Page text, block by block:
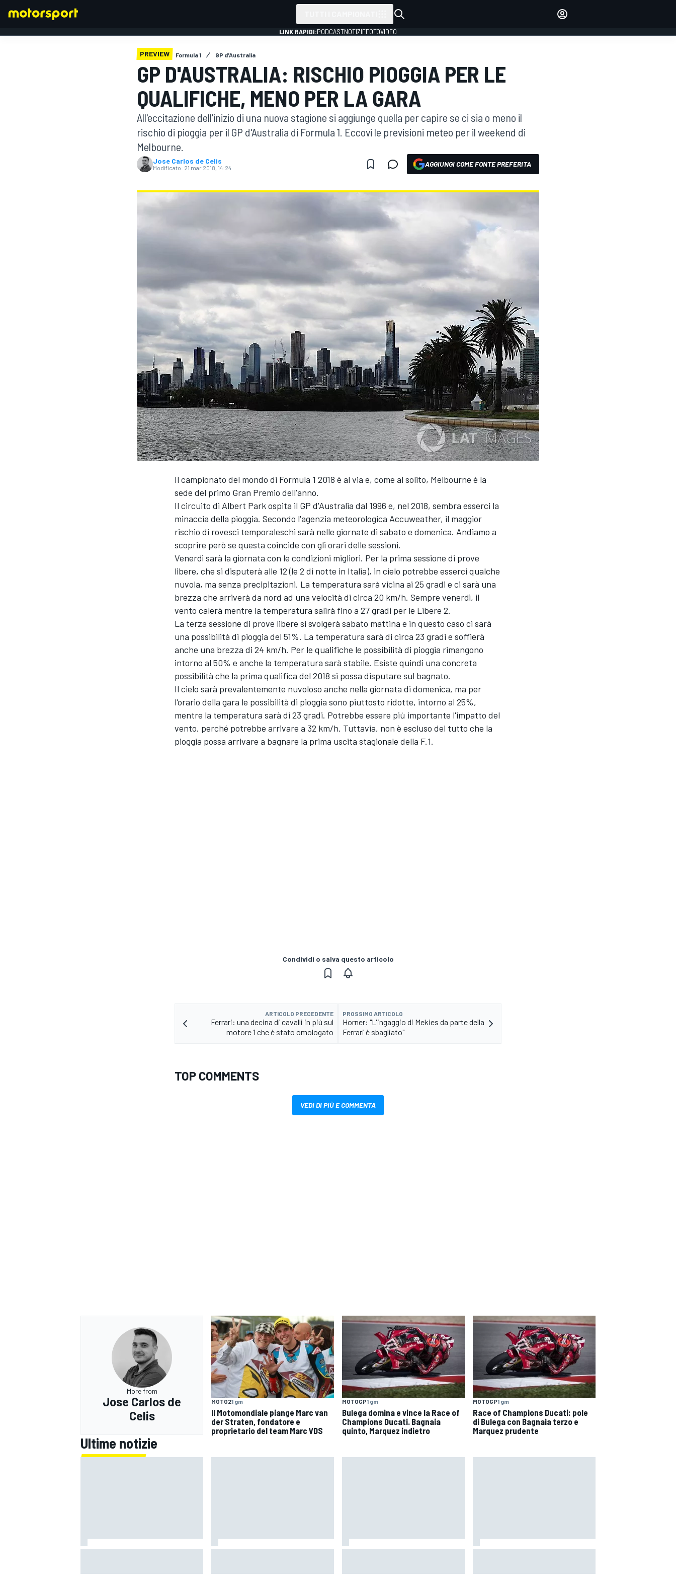
RALLY
ACCEDI
LINK RAPIDI:PODCASTNOTIZIEFOTOVIDEO
PREVIEW Formula 1 GP d'Australia
GP D'AUSTRALIA: RISCHIO PIOGGIA PER LE
QUALIFICHE, MENO PER LA GARA
All'eccitazione dell'inizio di una nuova stagione si aggiunge quella per capire se ci sia o meno il
rischio di pioggia per il GP d'Australia di Formula 1. Eccovi le previsioni meteo per il weekend di
Melbourne.
Jose Carlos de Celis
Modificato: 21 mar 2018, 14:24 AGGIUNGI COME FONTE PREFERITA
Il campionato del mondo di Formula 1 2018 è al via e, come al solito, Melbourne è la
sede del primo Gran Premio dell'anno.
Il circuito di Albert Park ospita il GP d'Australia dal 1996 e, nel 2018, sembra esserci la
minaccia della pioggia. Secondo l'agenzia meteorologica Accuweather, il maggior
rischio di rovesci temporaleschi sarà nelle giornate di sabato e domenica. Andiamo a
scoprire però se questa coincide con gli orari delle sessioni.
Venerdì sarà la giornata con le condizioni migliori. Per la prima sessione di prove
libere, che si disputerà alle 12 (le 2 di notte in Italia), in cielo potrebbe esserci qualche
nuvola, ma senza precipitazioni. La temperatura sarà vicina ai 25 gradi e ci sarà una
brezza che arriverà da nord ad una velocità di circa 20 km/h. Sempre venerdì, il
vento calerà mentre la temperatura salirà fino a 27 gradi per le Libere 2.
La terza sessione di prove libere si svolgerà sabato mattina e in questo caso ci sarà
una possibilità di pioggia del 51%. La temperatura sarà di circa 23 gradi e soffierà
anche una brezza di 24 km/h. Per le qualifiche le possibilità di pioggia rimangono
intorno al 50% e anche la temperatura sarà stabile. Esiste quindi una concreta
possibilità che la prima qualifica del 2018 si possa disputare sul bagnato.
Il cielo sarà prevalentemente nuvoloso anche nella giornata di domenica, ma per
l'orario della gara le possibilità di pioggia sono piuttosto ridotte, intorno al 25%,
mentre la temperatura sarà di 23 gradi. Potrebbe essere più importante l'impatto del
vento, perché potrebbe arrivare a 32 km/h. Tuttavia, non è escluso del tutto che la
pioggia possa arrivare a bagnare la prima uscita stagionale della F.1.
Condividi o salva questo articolo
ARTICOLO PRECEDENTE
Ferrari: una decina di cavalli in più sul
motore 1 che è stato omologato
PROSSIMO ARTICOLO
Horner: "L'ingaggio di Mekies da parte della
Ferrari è sbagliato"
TOP COMMENTS
VEDI DI PIÙ E COMMENTA
More from
Jose Carlos de
Celis
MOTO21 gm
Il Motomondiale piange Marc van
der Straten, fondatore e
proprietario del team Marc VDS
MOTOGP1 gm
Bulega domina e vince la Race of
Champions Ducati. Bagnaia
quinto, Marquez indietro
MOTOGP1 gm
Race of Champions Ducati: pole
di Bulega con Bagnaia terzo e
Marquez prudente
Ultime notizie
capire come fa"